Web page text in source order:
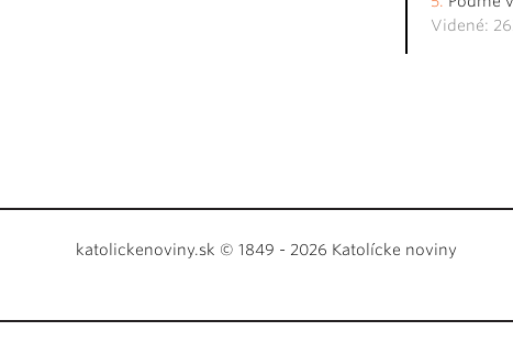
Videné:
katolickenoviny.sk © 1849 - 2026 Katolícke noviny